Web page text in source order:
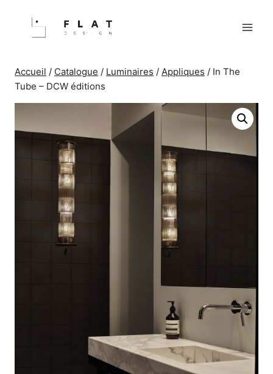
contenu
Accueil / Catalogue / Luminaires / Appliques / In The
Tube – DCW éditions